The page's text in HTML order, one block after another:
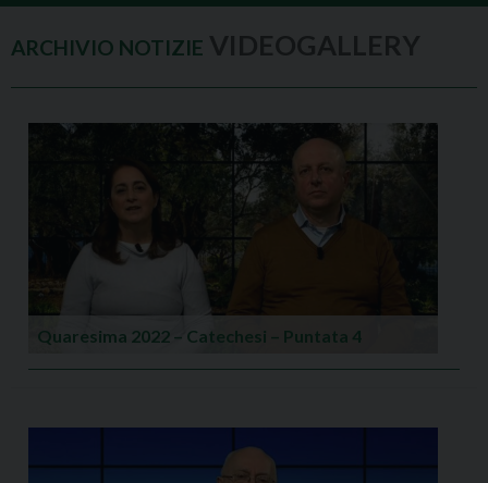
Quaresima 2022 – Catechesi – Puntata 4